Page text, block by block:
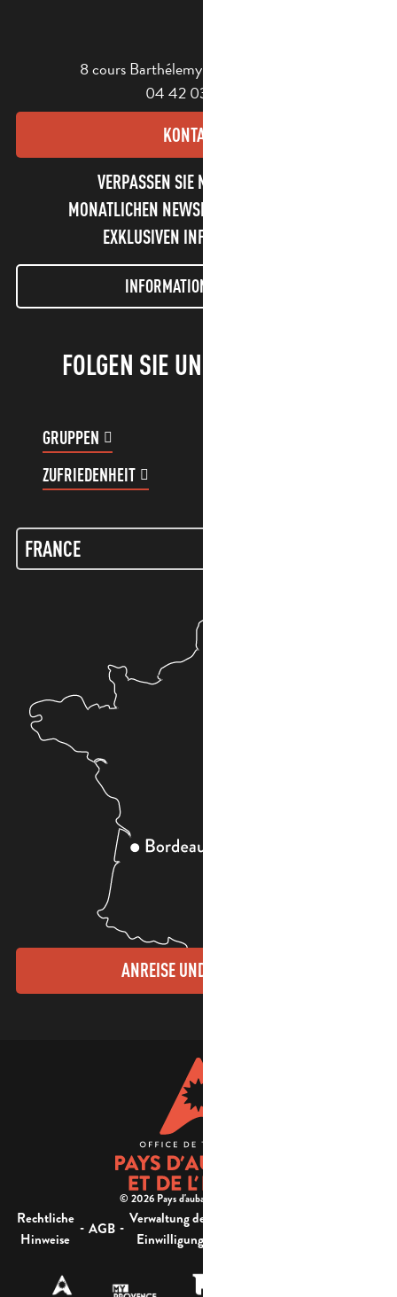
8 cours Barthélemy - 13400 Aubagne
04 42 03 49 98
KONTAKT
VERPASSEN SIE NICHT UNSEREN
MONATLICHEN NEWSLETTER UND UNSERE
EXKLUSIVEN INFORMATIONEN!
INFORMATIONEN LETTER
FOLGEN SIE UNS!
GRUPPEN
ZUFRIEDENHEIT
ANREISE UND KONTAKTE
© 2026 Pays d'aubagne et de l'étoile -
Rechtliche
Hinweise
- AGB - Verwaltung der
Einwilligung